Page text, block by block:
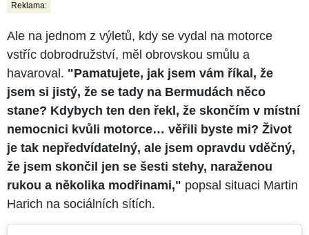
Reklama:
Ale na jednom z výletů, kdy se vydal na motorce
vstříc dobrodružství, měl obrovskou smůlu a
havaroval. "Pamatujete, jak jsem vám říkal, že
jsem si jistý, že se tady na Bermudách něco
stane? Kdybych ten den řekl, že skončím v místní
nemocnici kvůli motorce… věřili byste mi? Život
je tak nepředvídatelný, ale jsem opravdu vděčný,
že jsem skončil jen se šesti stehy, naraženou
rukou a několika modřinami," popsal situaci Martin
Harich na sociálních sítích.